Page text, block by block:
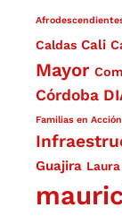
Caldas Cali
Mayor
Córdoba
Familias en Acción
Guajira